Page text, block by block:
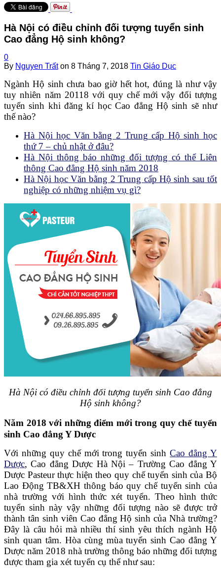
Hà Nội có điều chỉnh đối tượng tuyển sinh
Cao đẳng Hộ sinh không?
0
By Nguyen Trất on 8 Tháng 7, 2018 Tin Giáo Dục
Ngành Hộ sinh chưa bao giờ hết hot, đúng là như vậy
tuy nhiên năm 20118 với quy chế mới vậy đối tượng
tuyển sinh khi đăng kí học Cao đẳng Hộ sinh sẽ như
thế nào?
Hà Nội học Văn bằng 2 Trung cấp Hộ sinh học
thứ 7 – chủ nhật ở đâu?
Hà Nội thông báo những đối tượng có thể Liên
thông Cao đẳng Hộ sinh năm 2018
Hà Nội học Văn bằng 2 Trung cấp Hộ sinh sau tốt
nghiệp có những nhiệm vụ gì?
Hà Nội có điều chỉnh đối tượng tuyển sinh Cao đẳng
Hộ sinh không?
Năm 2018 với những điểm mới trong quy chế tuyển
sinh Cao đẳng Y Dược
Với những quy chế mới trong tuyển sinhCao đẳng Y
Dược, Cao đẳng Dược Hà Nội – Trường Cao đẳng Y
Dược Pasteur thực hiện theo quy chế tuyển sinh của Bộ
Lao Động TB&XH thông báo quy chế tuyển sinh của
nhà trường với hình thức xét tuyển. Theo hình thức
tuyển sinh này vậy những đối tượng nào sẽ được trở
thành tân sinh viên Cao đẳng Hộ sinh của Nhà trường?
Đây là câu hỏi mà nhiều thí sinh yêu thích ngành Hộ
sinh quan tâm. Hòa cùng mùa tuyển sinh Cao đẳng Y
Dược năm 2018 nhà trường thông báo những đối tượng
được tham gia xét tuyển cụ thể như sau: